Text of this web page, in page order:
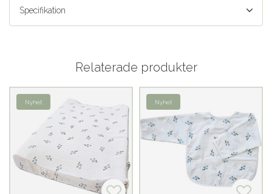
Specifikation
Relaterade produkter
Nyhet Nyhet